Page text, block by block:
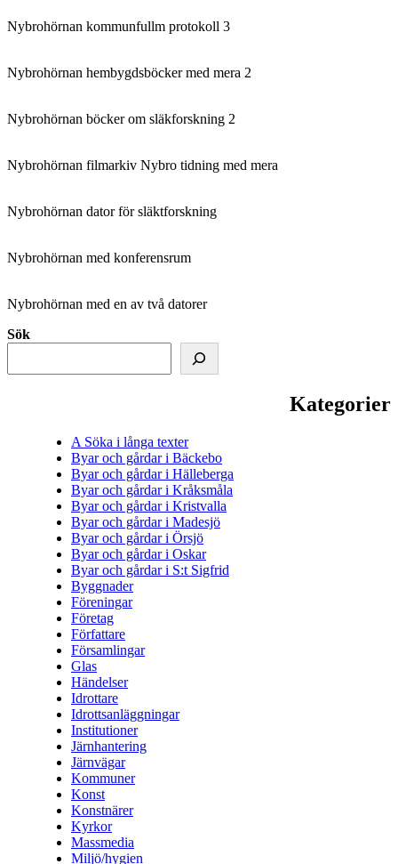
Nybrohörnan kommunfullm protokoll 3
Nybrohörnan hembygdsböcker med mera 2
Nybrohörnan böcker om släkforskning 2
Nybrohörnan filmarkiv Nybro tidning med mera
Nybrohörnan dator för släktforskning
Nybrohörnan med konferensrum
Nybrohörnan med en av två datorer
Sök
Kategorier
A Söka i långa texter
Byar och gårdar i Bäckebo
Byar och gårdar i Hälleberga
Byar och gårdar i Kråksmåla
Byar och gårdar i Kristvalla
Byar och gårdar i Madesjö
Byar och gårdar i Örsjö
Byar och gårdar i Oskar
Byar och gårdar i S:t Sigfrid
Byggnader
Föreningar
Företag
Författare
Församlingar
Glas
Händelser
Idrottare
Idrottsanläggningar
Institutioner
Järnhantering
Järnvägar
Kommuner
Konst
Konstnärer
Kyrkor
Massmedia
Miljö/hygien